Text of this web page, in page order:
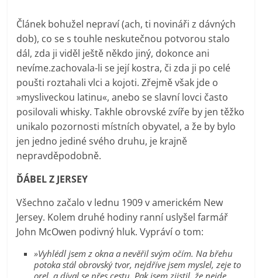
Článek bohužel nepraví (ach, ti novináři z dávných
dob), co se s touhle neskutečnou potvorou stalo
dál, zda ji viděl ještě někdo jiný, dokonce ani
nevíme.zachovala-li se její kostra, či zda ji po celé
poušti roztahali vlci a kojoti. Zřejmě však jde o
»mysliveckou latinu«, anebo se slavní lovci často
posilovali whisky. Takhle obrovské zvíře by jen těžko
unikalo pozornosti místních obyvatel, a že by bylo
jen jedno jediné svého druhu, je krajně
nepravděpodobně.
ĎÁBEL Z JERSEY
Všechno začalo v lednu 1909 v americkém New
Jersey. Kolem druhé hodiny ranní uslyšel farmář
John McOwen podivný hluk. Vypráví o tom:
»Vyhlédl jsem z okna a nevěřil svým očím. Na břehu
potoka stál obrovský tvor, nejdříve jsem myslel, zeje to
orel, a díval se přes cestu. Pak jsem zjistil, že nejde